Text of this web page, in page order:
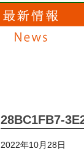
28BC1FB7-
2022年10月28日